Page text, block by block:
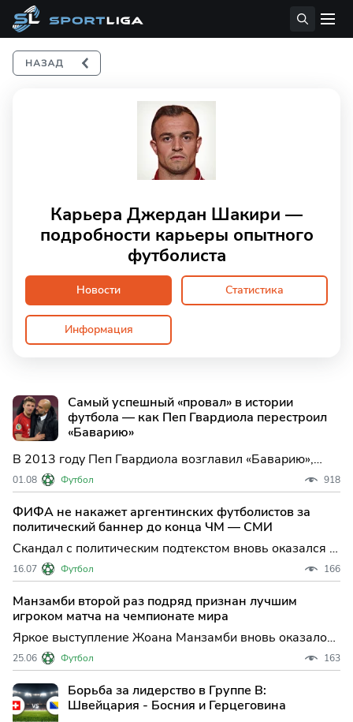
Карьера Джердан Шакири —
подробности карьеры опытного
футболиста
Новости Статистика
Информация
Самый успешный «провал» в истории
футбола — как Пеп Гвардиола перестроил
«Баварию»
В 2013 году Пеп Гвардиола возглавил «Баварию»,
только что выигравшую Требл. Разбираем, как
каталонец придумал инвертированных латералей,
перевел Лама в центр, переписал рекорды
Бундеслиги и почему три вылета в полуфиналах ЛЧ
назвали «провалом».
01.08 Футбол 918
ФИФА не накажет аргентинских футболистов за
политический баннер до конца ЧМ — СМИ
Скандал с политическим подтекстом вновь оказался в
центре внимания мирового футбола: ФИФА решила
не применять санкции к игрокам сборной Аргентины
за демонстрацию политического баннера до
завершения чемпионата мира. Это решение
добавляет интриги в пре
16.07 Футбол 166
Манзамби второй раз подряд признан лучшим
игроком матча на чемпионате мира
Яркое выступление Жоана Манзамби вновь оказалось
в центре внимания футбольного мира: 20-летний
полузащитник сборной Швейцарии был признан
лучшим игроком встречи третьего тура группового
этапа чемпионата мира против Канады. Его вклад
помог швейцарцам
25.06 Футбол 163
Борьба за лидерство в Группе B:
Швейцария - Босния и Герцеговина